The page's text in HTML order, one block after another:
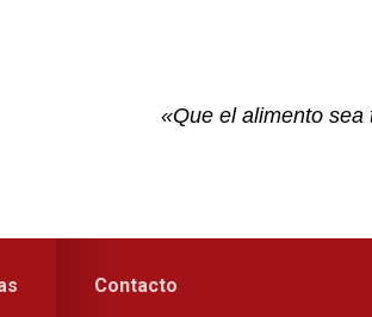
«Que el alimento sea
Contacto